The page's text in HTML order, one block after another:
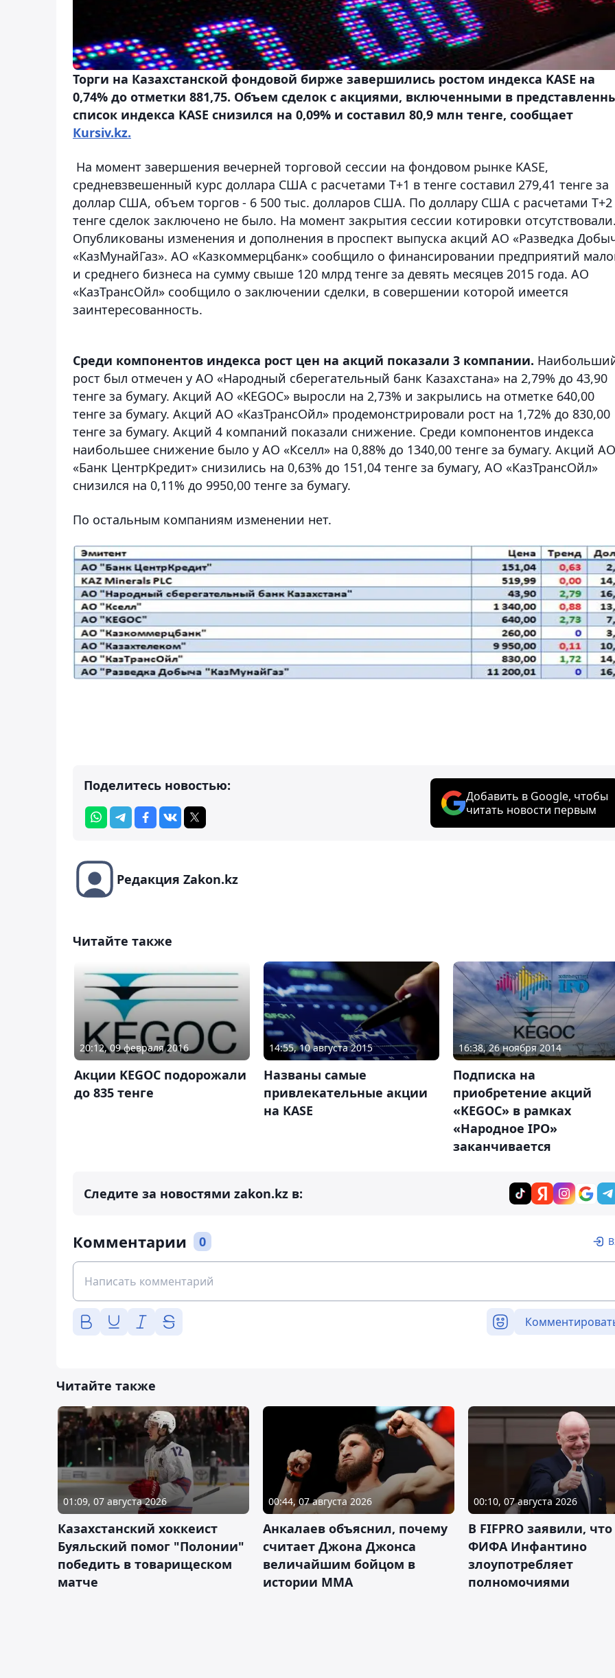
Торги на Казахстанской фондовой бирже завершились ростом индекса KASE на
0,74% до отметки 881,75. Объем сделок с акциями, включенными в
список индекса KASE снизился на 0,09% и составил 80,9 млн тенге, сообщает
Кursiv.kz.
На момент завершения вечерней торговой сессии на фондовом рынке KASE,
средневзвешенный курс доллара США с расчетами T+1 в тенге составил 279,41 тенге за
доллар США, объем торгов - 6 500 тыс. долларов США. По доллару США с расчетами T+2
тенге сделок заключено не было. На момент закрытия сессии котировки
Опубликованы изменения и дополнения в проспект выпуска акций АО «Разведка
«КазМунайГаз». АО «Казкоммерцбанк» сообщило о финансировании предприятий
и среднего бизнеса на сумму свыше 120 млрд тенге за девять месяцев 2015 года. АО
«КазТрансОйл» сообщило о заключении сделки, в совершении которой имеется
заинтересованность.
Среди компонентов индекса рост цен на акций показали 3 компании.
рост был отмечен у АО «Народный сберегательный банк Казахстана» на 2,79% до 43,90
тенге за бумагу. Акций АО «KEGOC» выросли на 2,73% и закрылись на отметке 640,00
тенге за бумагу. Акций АО «КазТрансОйл» продемонстрировали рост на 1,72% до 830,00
тенге за бумагу. Акций 4 компаний показали снижение. Среди компонентов индекса
наибольшее снижение было у АО «Кселл» на 0,88% до 1340,00 тенге за бумагу. Акций АО
«Банк ЦентрКредит» снизились на 0,63% до 151,04 тенге за бумагу, АО «КазТрансОйл»
снизился на 0,11% до 9950,00 тенге за бумагу.
По остальным компаниям изменении нет.
Поделитесь новостью:
Добавить в Google, чтобы
читать новости первым
Редакция Zakon.kz
Читайте также
20:12, 09 февраля 2016
Акции KEGOC подорожали
до 835 тенге
14:55, 10 августа 2015
Названы самые
привлекательные акции
на KASE
16:38, 26 ноября 2014
Подписка на
приобретение акций
«KEGOC» в рамках
«Народное IPO»
заканчивается
Следите за новостями zakon.kz в:
Комментарии 0
Читайте также
01:09, 07 августа 2026
Казахстанский хоккеист
Буяльский помог "Полонии"
победить в товарищеском
матче
00:44, 07 августа 2026
Анкалаев объяснил, почему
считает Джона Джонса
величайшим бойцом в
истории ММА
00:10, 07 августа 2026
В FIFPRO заявили,
ФИФА Инфантино
злоупотребляет
полномочиями